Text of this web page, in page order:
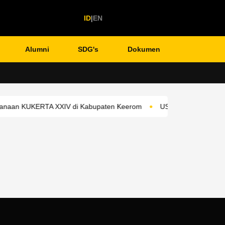
ID|EN
Alumni SDG's Dokumen
KUKERTA XXIV di Kabupaten Keerom • USTJ Perkuat